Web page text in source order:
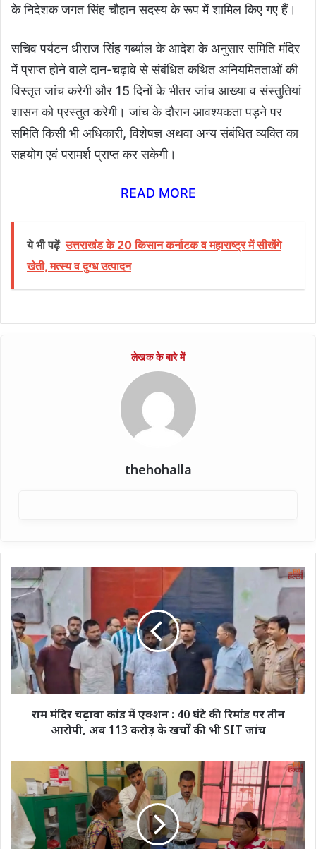
के निदेशक जगत सिंह चौहान सदस्य के रूप में शामिल किए गए हैं।
सचिव पर्यटन धीराज सिंह गर्ब्याल के आदेश के अनुसार समिति मंदिर
में प्राप्त होने वाले दान-चढ़ावे से संबंधित कथित अनियमितताओं की
विस्तृत जांच करेगी और 15 दिनों के भीतर जांच आख्या व संस्तुतियां
शासन को प्रस्तुत करेगी। जांच के दौरान आवश्यकता पड़ने पर
समिति किसी भी अधिकारी, विशेषज्ञ अथवा अन्य संबंधित व्यक्ति का
सहयोग एवं परामर्श प्राप्त कर सकेगी।
READ MORE
ये भी पढ़ें उत्तराखंड के 20 किसान कर्नाटक व महाराष्ट्र में सीखेंगे
खेती, मत्स्य व दुग्ध उत्पादन
thehohalla
राम
मंदिर
चढ़ावा
कांड
में
एक्शन
:
40
घंटे
113
करोड़
खर्चों
राम मंदिर चढ़ावा कांड में एक्शन : 40 घंटे की रिमांड पर तीन
आरोपी, अब 113 करोड़ के खर्चों की भी SIT जांच
पिता
बना
हैवान!
मासूम